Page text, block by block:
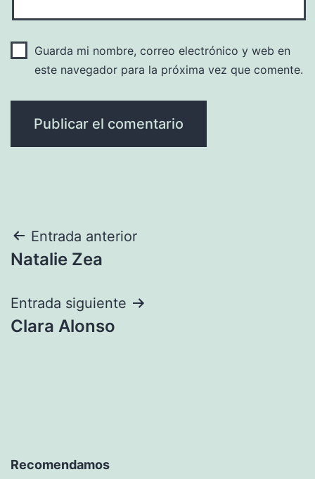
Guarda mi nombre, correo electrónico y web en
este navegador para la próxima vez que comente.
Navegación
de
entradas
Entrada anterior
Natalie Zea
Entrada siguiente
Clara Alonso
Recomendamos